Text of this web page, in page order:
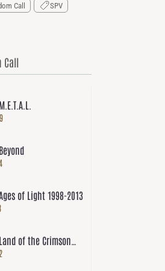
Call SPV
Call
of Light 1998-2013
of the Crimson